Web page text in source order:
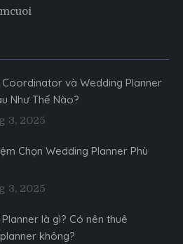
và Wedding Planner
Như Thế Nào?
3, 2025
Chọn Wedding Planner Phù
3, 2025
là gì? Có nên thuê
không?